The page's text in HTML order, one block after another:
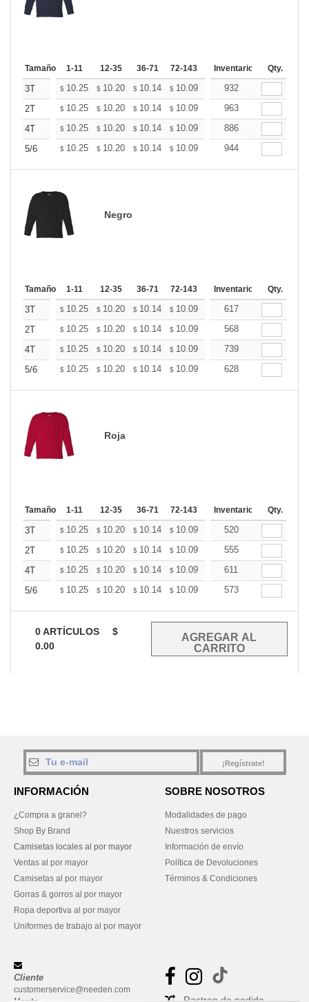
Tamaño 1-11 12-35 36-71 72-143 144-287 288 + Mas
Inventario Qty.
3T $ 10.25 $ 10.20 $ 10.14 $ 10.09 10.04
932
2T
$ 10.25 $ 10.20 $ 10.14 $ 10.09 10.04
963
4T
$ 10.25 $ 10.20 $ 10.14 $ 10.09 10.04
886
5/6
$ 10.25 $ 10.20 $ 10.14 $ 10.09 10.04
944
Negro
Tamaño 1-11 12-35 36-71 72-143 144-287 288 + Mas
Inventario Qty.
3T $ 10.25 $ 10.20 $ 10.14 $ 10.09 10.04
617
2T
$ 10.25 $ 10.20 $ 10.14 $ 10.09 10.04
568
4T
$ 10.25 $ 10.20 $ 10.14 $ 10.09 10.04
739
5/6
$ 10.25 $ 10.20 $ 10.14 $ 10.09 10.04
628
Roja
Tamaño 1-11 12-35 36-71 72-143 144-287 288 + Mas
Inventario Qty.
3T $ 10.25 $ 10.20 $ 10.14 $ 10.09 10.04
520
2T
$ 10.25 $ 10.20 $ 10.14 $ 10.09 10.04
555
4T
$ 10.25 $ 10.20 $ 10.14 $ 10.09 10.04
611
5/6
$ 10.25 $ 10.20 $ 10.14 $ 10.09 10.04
573
0ARTÍCULOS
$
0.00
¡Regístrate!
INFORMACIÓN
¿Compra a granel?
Shop By Brand
Camisetas locales al por mayor
Ventas al por mayor
Camisetas al por mayor
Gorras & gorros al por mayor
Ropa deportiva al por mayor
Uniformes de trabajo al por mayor
SOBRE NOSOTROS
Modalidades de pago
Nuestros servicios
Información de envío
Política de Devoluciones
Términos & Condiciones
Cliente
customerservice@needen.com